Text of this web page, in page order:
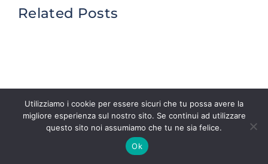
Related Posts
Utilizziamo i cookie per essere sicuri che tu possa avere la
migliore esperienza sul nostro sito. Se continui ad utilizzare
questo sito noi assumiamo che tu ne sia felice.
Ok